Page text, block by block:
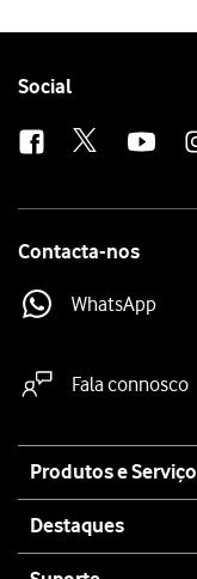
Follow
Social
Contacta-nos
WhatsApp
Fala connosco
map
Produtos e
Destaques